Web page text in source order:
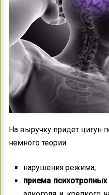
На выручку придет цигун
немного теории.
нарушения режима;
приема психотропных